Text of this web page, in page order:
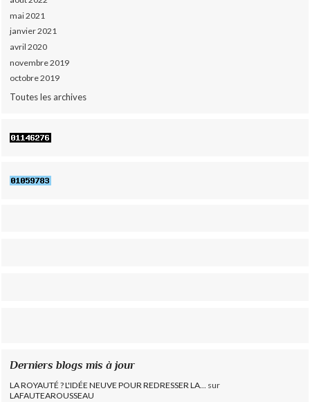
mai 2021
janvier 2021
avril 2020
novembre 2019
octobre 2019
Toutes les archives
Derniers blogs mis à jour
LA ROYAUTÉ ? L'IDÉE NEUVE POUR REDRESSER LA... sur
LAFAUTEAROUSSEAU